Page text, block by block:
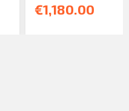
€1,180.00